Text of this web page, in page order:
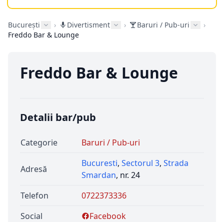
București › Divertisment › Baruri / Pub-uri
›
Freddo Bar & Lounge
Freddo Bar & Lounge
Detalii bar/pub
Categorie Baruri / Pub-uri
Adresă
Bucuresti, Sectorul 3, Strada
Smardan, nr. 24
Telefon
0722373336
Social
Facebook